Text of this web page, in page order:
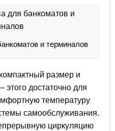
и терминалов
размер и
этого достаточно для
температуру
самообслуживания.
циркуляцию